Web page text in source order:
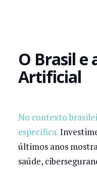
O Brasil e
Artificial
No contexto
específica.
últimos anos
saúde,